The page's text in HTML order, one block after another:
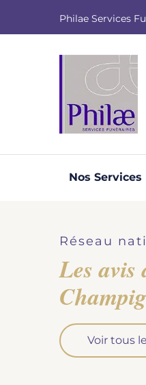
Philae Services
Nos Services
Demandez
d'obsèques,
répondre dans
Demander
Réseau
Les avis
Voir tous